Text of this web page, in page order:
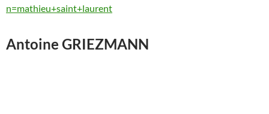
n=mathieu+saint+laurent
Antoine GRIEZMANN